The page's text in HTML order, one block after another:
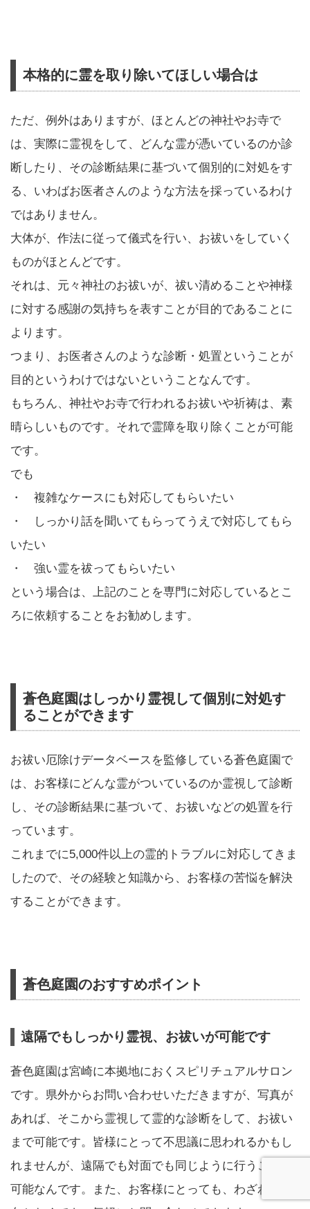
本格的に霊を取り除いてほしい場合は
ただ、例外はありますが、ほとんどの神社やお寺で
は、実際に霊視をして、どんな霊が憑いているのか診
断したり、その診断結果に基づいて個別的に対処をす
る、いわばお医者さんのような方法を採っているわけ
ではありません。
大体が、作法に従って儀式を行い、お祓いをしていく
ものがほとんどです。
それは、元々神社のお祓いが、祓い清めることや神様
に対する感謝の気持ちを表すことが目的であることに
よります。
つまり、お医者さんのような診断・処置ということが
目的というわけではないということなんです。
もちろん、神社やお寺で行われるお祓いや祈祷は、素
晴らしいものです。それで霊障を取り除くことが可能
です。
でも
・ 複雑なケースにも対応してもらいたい
・ しっかり話を聞いてもらってうえで対応してもら
いたい
・ 強い霊を祓ってもらいたい
という場合は、上記のことを専門に対応しているとこ
ろに依頼することをお勧めします。
蒼色庭園はしっかり霊視して個別に対処す
ることができます
お祓い厄除けデータベースを監修している蒼色庭園で
は、お客様にどんな霊がついているのか霊視して診断
し、その診断結果に基づいて、お祓いなどの処置を行
っています。
これまでに5,000件以上の霊的トラブルに対応してきま
したので、その経験と知識から、お客様の苦悩を解決
することができます。
蒼色庭園のおすすめポイント
遠隔でもしっかり霊視、お祓いが可能です
蒼色庭園は宮崎に本拠地におくスピリチュアルサロン
です。県外からお問い合わせいただきますが、写真が
あれば、そこから霊視して霊的な診断をして、お祓い
まで可能です。皆様にとって不思議に思われるかもし
れませんが、遠隔でも対面でも同じように行うことが
可能なんです。また、お客様にとっても、わざわざ出